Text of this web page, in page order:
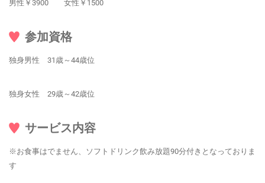
男性￥3900 女性￥1500
参加資格
独身男性 31歳～44歳位
独身女性 29歳～42歳位
サービス内容
※お食事はでません、ソフトドリンク飲み放題90分付きとなっておりま
す